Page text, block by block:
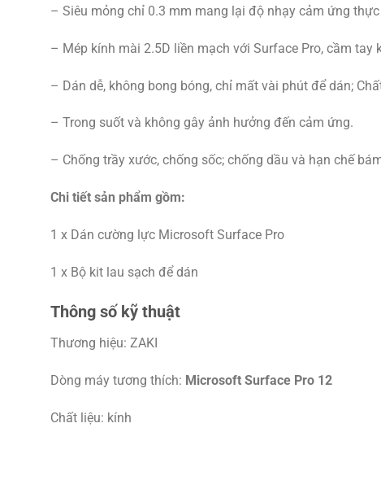
– Siêu mỏng chỉ 0.3 mm mang lại độ nhạy cảm ứng
– Mép kính mài 2.5D liền mạch với Surface Pro, cầm tay
– Dán dễ, không bong bóng, chỉ mất vài phút để dán;
– Trong suốt và không gây ảnh hưởng đến cảm ứng.
– Chống trầy xước, chống sốc; chống dầu và hạn chế
Chi tiết sản phẩm gồm:
1 x Dán cường lực Microsoft Surface Pro
1 x Bộ kit lau sạch để dán
Thông số kỹ thuật
Thương hiệu: ZAKI
Dòng máy tương thích: Microsoft Surface Pro 12
Chất liệu: kính